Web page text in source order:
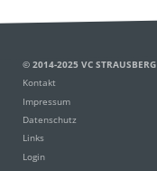
© 2014-2025 VC STRAUSBERG
Kontakt
Impressum
Datenschutz
Links
Login